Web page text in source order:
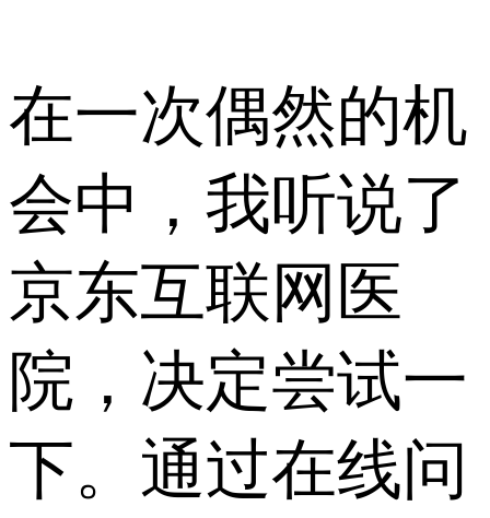
在一次偶然的机
会中，我听说了
京东互联网医
院，决定尝试一
下。通过在线问